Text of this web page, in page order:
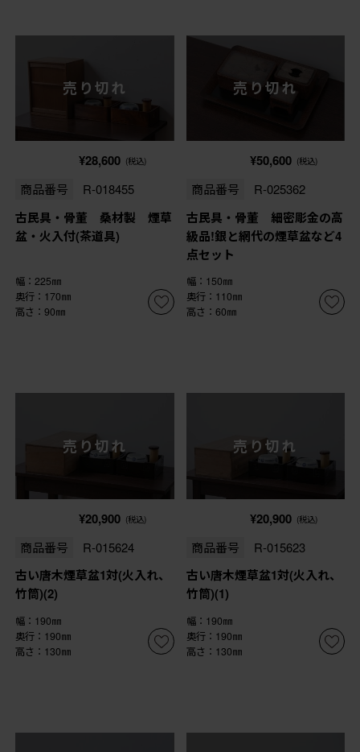
売り切れ
¥28,600 (税込)
商品番号 R-018455
古民具・骨董 桑材製 煙草
盆・火入付(茶道具)
幅：225㎜
奥行：170㎜
高さ：90㎜
売り切れ
¥50,600 (税込)
商品番号 R-025362
古民具・骨董 細密彫金の高
級品!銀と網代の煙草盆など4
点セット
幅：150㎜
奥行：110㎜
高さ：60㎜
売り切れ
¥20,900 (税込)
商品番号 R-015624
古い唐木煙草盆1対(火入れ、
竹筒)(2)
幅：190㎜
奥行：190㎜
高さ：130㎜
売り切れ
¥20,900 (税込)
商品番号 R-015623
古い唐木煙草盆1対(火入れ、
竹筒)(1)
幅：190㎜
奥行：190㎜
高さ：130㎜